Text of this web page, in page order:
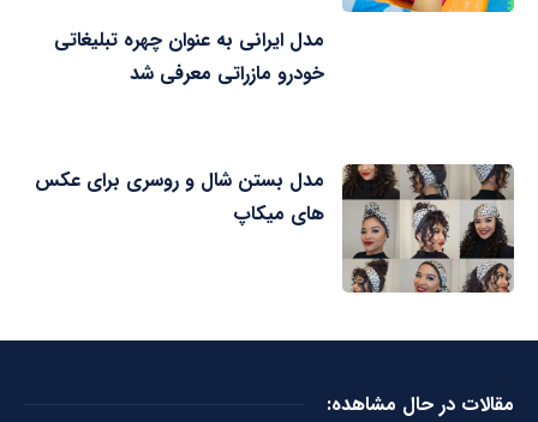
مدل ایرانی به عنوان چهره تبلیغاتی
خودرو مازراتی معرفی شد
مدل بستن شال و روسری برای عکس
های میکاپ
مقالات در حال مشاهده: